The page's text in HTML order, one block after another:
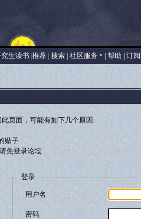
生读书| 推荐| 搜索| 社区服务 帮助 订
页面，可能有如下几个原因:
贴子
先登录论坛
登录
用户名
密码